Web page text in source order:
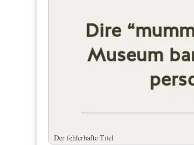
Der fehlerhafte Titel